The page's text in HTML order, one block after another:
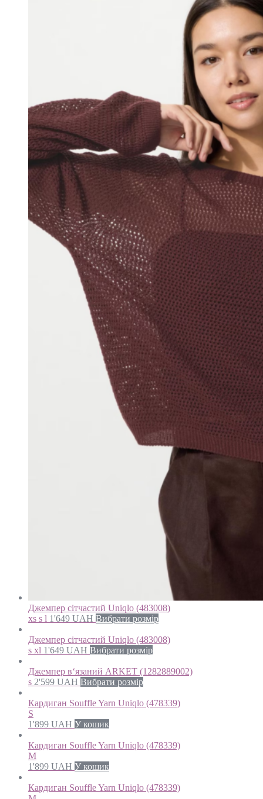
Джемпер сітчастий Uniqlo (483008)
xs s l 1'649 UAH Вибрати розмір
Джемпер сітчастий Uniqlo (483008)
s xl 1'649 UAH Вибрати розмір
Джемпер в‘язаний ARKET (1282889002)
s 2'599 UAH Вибрати розмір
Кардиган Souffle Yarn Uniqlo (478339)
S
1'899 UAH У кошик
Кардиган Souffle Yarn Uniqlo (478339)
M
1'899 UAH У кошик
Кардиган Souffle Yarn Uniqlo (478339)